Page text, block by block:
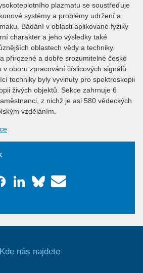
plazmatu se soustřeďuje
systémy a problémy udržení a
Bádání v oblasti aplikované fyziky
charakter a jeho výsledky také
oblastech vědy a techniky.
přirozené a dobře srozumitelné české
oboru zpracování číslicových signálů.
techniky byly vyvinuty pro spektroskopii
živých objektů. Sekce zahrnuje 6
z nichž je asi 580 vědeckých
vzděláním.
Kde nás najdete